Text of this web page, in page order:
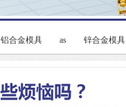
铝合金模具 as 锌合金模具